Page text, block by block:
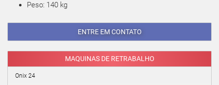
Peso: 140 kg
ENTRE EM CONTATO
MAQUINAS DE RETRABALHO
Onix 24